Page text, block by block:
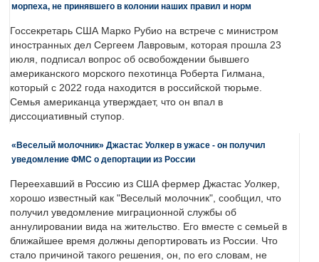
морпеха, не принявшего в колонии наших правил и норм
Госсекретарь США Марко Рубио на встрече с министром
иностранных дел Сергеем Лавровым, которая прошла 23
июля, подписал вопрос об освобождении бывшего
американского морского пехотинца Роберта Гилмана,
который с 2022 года находится в российской тюрьме.
Семья американца утверждает, что он впал в
диссоциативный ступор.
«Веселый молочник» Джастас Уолкер в ужасе - он получил
уведомление ФМС о депортации из России
Переехавший в Россию из США фермер Джастас Уолкер,
хорошо известный как "Веселый молочник", сообщил, что
получил уведомление миграционной службы об
аннулировании вида на жительство. Его вместе с семьей в
ближайшее время должны депортировать из России. Что
стало причиной такого решения, он, по его словам, не